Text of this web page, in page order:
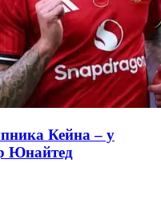
Кейна – у
Юнайтед